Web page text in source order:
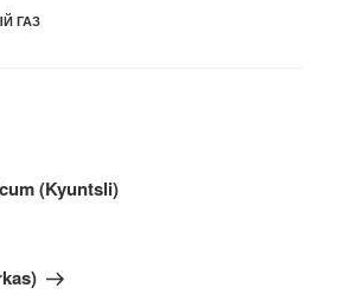
ГАЗ
(Kyuntsli)